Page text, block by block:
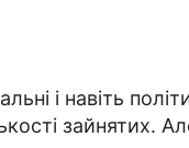
і навіть
зайнятих.